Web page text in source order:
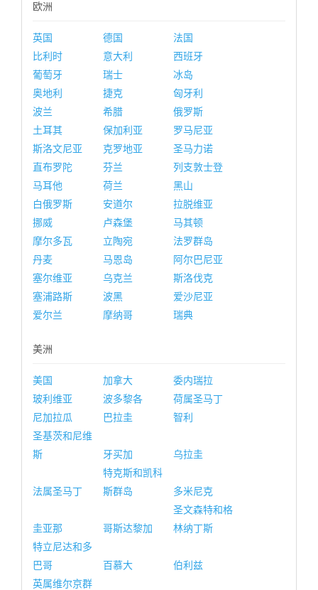
欧洲
英国 德国
法国
比利时
意大利
西班牙
葡萄牙
瑞士
冰岛
奥地利
捷克
匈牙利
波兰
希腊
俄罗斯
土耳其
保加利亚
罗马尼亚
斯洛文尼亚
克罗地亚
圣马力诺
直布罗陀
芬兰
列支敦士登
马耳他
荷兰
黑山
白俄罗斯
安道尔
拉脱维亚
挪威
卢森堡
马其顿
摩尔多瓦
立陶宛
法罗群岛
丹麦
马恩岛
阿尔巴尼亚
塞尔维亚
乌克兰
斯洛伐克
塞浦路斯
波黑
爱沙尼亚
爱尔兰
摩纳哥 瑞典
美洲
美国 加拿大
委内瑞拉
玻利维亚
波多黎各
荷属圣马丁
尼加拉瓜
巴拉圭
智利
圣基茨和尼维
斯
牙买加 乌拉圭
法属圣马丁
特克斯和凯科
斯群岛
多米尼克
圭亚那 哥斯达黎加
圣文森特和格
林纳丁斯
特立尼达和多
巴哥
百慕大
伯利兹
英属维尔京群